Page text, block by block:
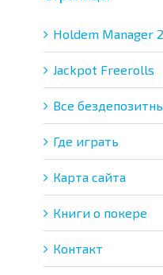
Holdem Manager 2
Jackpot Freerolls
Все
Где играть
Карта сайта
Книги о покере
Контакт